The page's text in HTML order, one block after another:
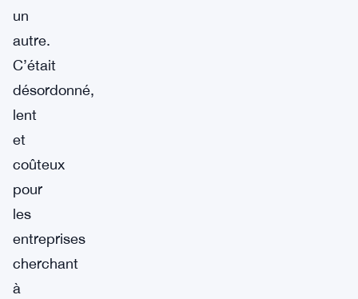
un
autre.
C’était
désordonné,
lent
et
coûteux
pour
les
entreprises
cherchant
à